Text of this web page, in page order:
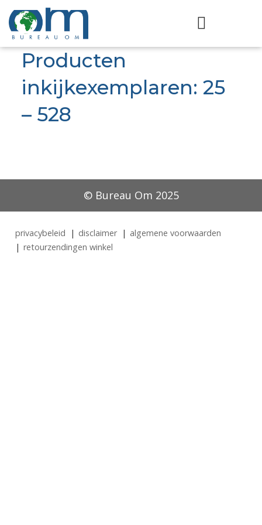
Producten
inkijkexemplaren: 25
– 528
© Bureau Om 2025
privacybeleid disclaimer
algemene voorwaarden
retourzendingen winkel